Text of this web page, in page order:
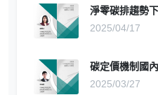
淨零碳排趨勢
2025/04/17
碳定價機制國
2025/03/27